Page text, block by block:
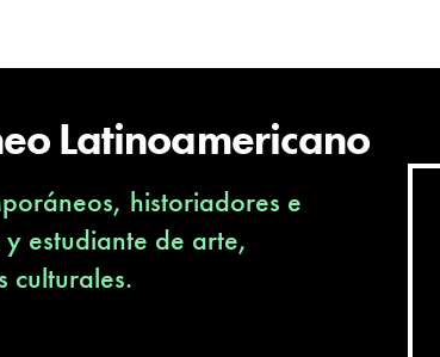
Latinoamericano
historiadores e
estudiante de arte,
culturales.